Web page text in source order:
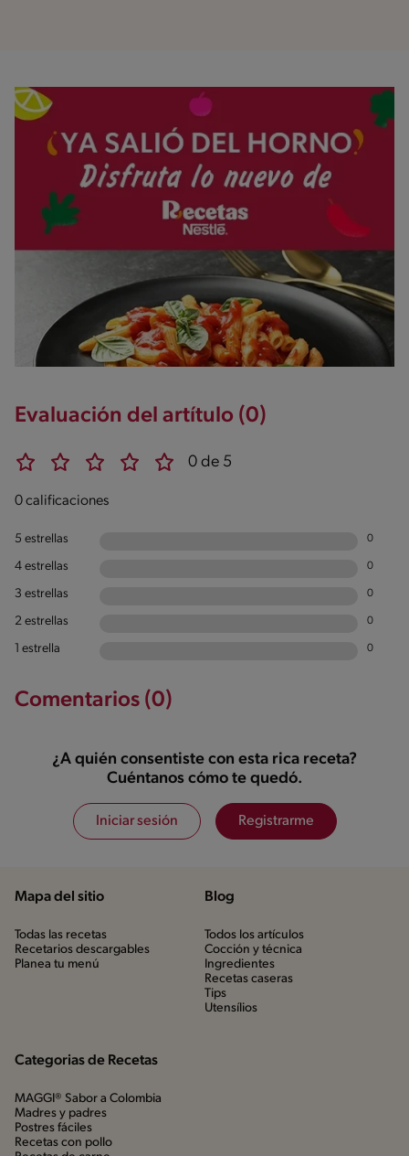
Evaluación del artítulo (0)
0 de 5
0 calificaciones
5 estrellas 0
4 estrellas 0
3 estrellas 0
2 estrellas 0
1 estrella 0
Comentarios (0)
¿A quién consentiste con esta rica receta?
Cuéntanos cómo te quedó.
Iniciar sesión Registrarme
Mapa del sitio
Todas las recetas
Recetarios descargables
Planea tu menú
Blog
Todos los artículos
Cocción y técnica
Ingredientes
Recetas caseras
Tips
Utensílios
Categorias de Recetas
MAGGI® Sabor a Colombia
Madres y padres
Postres fáciles
Recetas con pollo